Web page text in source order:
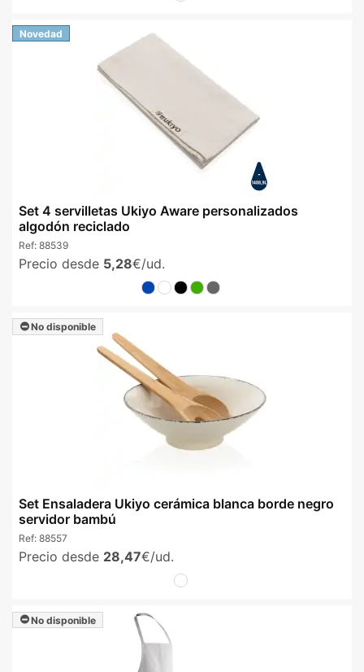
Novedad
Set 4 servilletas Ukiyo Aware personalizados
algodón reciclado
Ref: 88539
Precio desde 5,28€/ud.
No disponible
Set Ensaladera Ukiyo cerámica blanca borde negro
servidor bambú
Ref: 88557
Precio desde 28,47€/ud.
No disponible